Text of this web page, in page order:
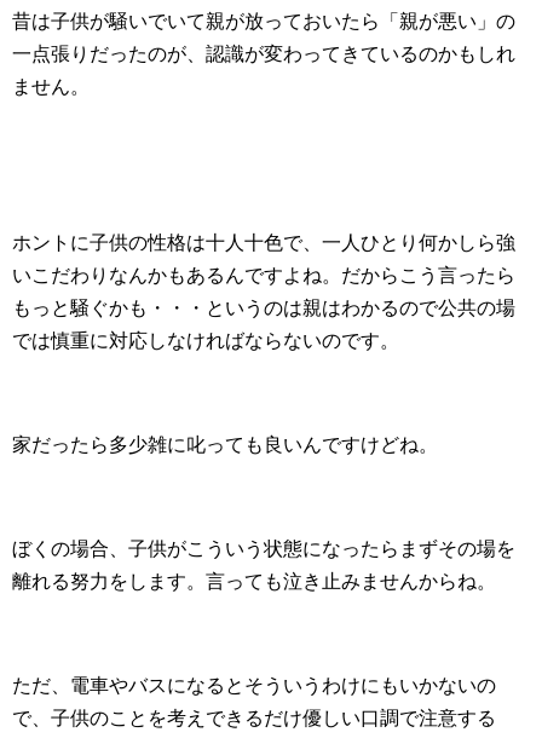
昔は子供が騒いでいて親が放っておいたら「親が悪い」の
一点張りだったのが、認識が変わってきているのかもしれ
ません。
ホントに子供の性格は十人十色で、一人ひとり何かしら強
いこだわりなんかもあるんですよね。だからこう言ったら
もっと騒ぐかも・・・というのは親はわかるので公共の場
では慎重に対応しなければならないのです。
家だったら多少雑に叱っても良いんですけどね。
ぼくの場合、子供がこういう状態になったらまずその場を
離れる努力をします。言っても泣き止みませんからね。
ただ、電車やバスになるとそういうわけにもいかないの
で、子供のことを考えできるだけ優しい口調で注意する